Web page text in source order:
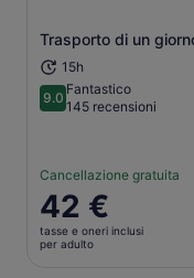
Trasporto di un
15h
9.09.0 su 10
Fantastico
145 recensioni
Cancellazione gratuita
Il
prezzo
è
42 €
tasse e oneri inclusi
per adulto